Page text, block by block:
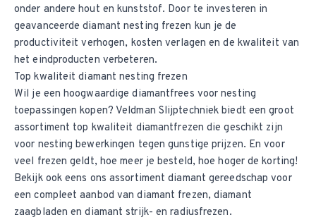
onder andere hout en kunststof. Door te investeren in
geavanceerde diamant nesting frezen kun je de
productiviteit verhogen, kosten verlagen en de kwaliteit van
het eindproducten verbeteren.
Top kwaliteit diamant nesting frezen
Wil je een hoogwaardige diamantfrees voor nesting
toepassingen kopen? Veldman Slijptechniek biedt een groot
assortiment top kwaliteit diamantfrezen die geschikt zijn
voor nesting bewerkingen tegen gunstige prijzen. En voor
veel frezen geldt, hoe meer je besteld, hoe hoger de korting!
Bekijk ook eens ons assortimentdiamant gereedschap voor
een compleet aanbod vandiamant frezen,diamant
zaagbladen endiamant strijk- en radiusfrezen.